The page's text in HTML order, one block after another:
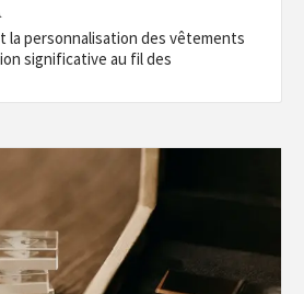
la personnalisation des vêtements
significative au fil des